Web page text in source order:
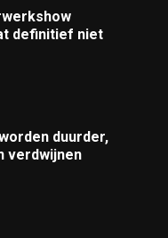
definitief niet
duurder,
verdwijnen